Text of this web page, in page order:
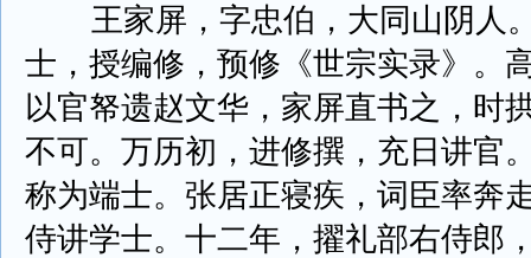
王家屏，字忠伯，大同山阴人
士，授编修，预修《世宗实录》。
以官帑遗赵文华，家屏直书之，时
不可。万历初，进修撰，充日讲官
称为端士。张居正寝疾，词臣率奔
侍讲学士。十二年，擢礼部右侍郎